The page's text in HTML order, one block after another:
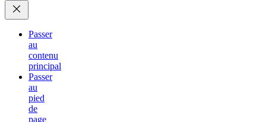
Passer
au
contenu
principal
Passer
au
pied
de
page